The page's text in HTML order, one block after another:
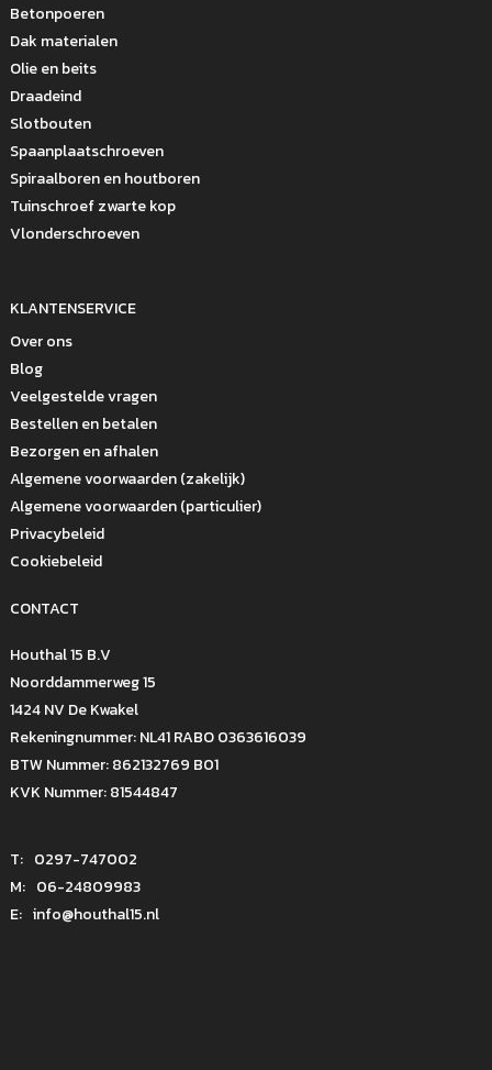
Betonpoeren
Dak materialen
Olie en beits
Draadeind
Slotbouten
Spaanplaatschroeven
Spiraalboren en houtboren
Tuinschroef zwarte kop
Vlonderschroeven
KLANTENSERVICE
Over ons
Blog
Veelgestelde vragen
Bestellen en betalen
Bezorgen en afhalen
Algemene voorwaarden (zakelijk)
Algemene voorwaarden (particulier)
Privacybeleid
Cookiebeleid
CONTACT
Houthal 15 B.V
Noorddammerweg 15
1424 NV De Kwakel
Rekeningnummer: NL41 RABO 0363616039
BTW Nummer: 862132769 B01
KVK Nummer: 81544847
T: 0297-747002
M: 06-24809983
E: info@houthal15.nl